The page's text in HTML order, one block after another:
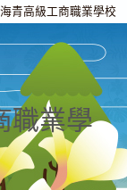
青高級工商職業學校
職業學